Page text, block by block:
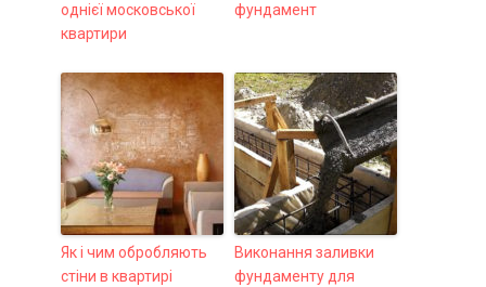
однієї московської
квартири
фундамент
Як і чим обробляють
стіни в квартирі
Виконання заливки
фундаменту для